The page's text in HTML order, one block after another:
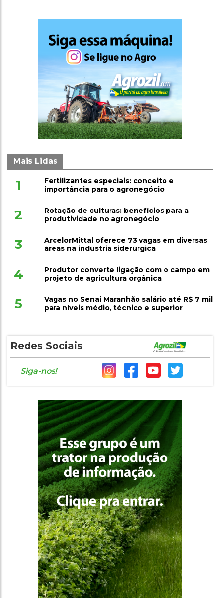
Mais Lidas
1
Fertilizantes especiais: conceito e
importância para o agronegócio
2
Rotação de culturas: benefícios para a
produtividade no agronegócio
3
ArcelorMittal oferece 73 vagas em diversas
áreas na indústria siderúrgica
4
Produtor converte ligação com o campo em
projeto de agricultura orgânica
5
Vagas no Senai Maranhão salário até R$ 7 mil
para níveis médio, técnico e superior
Redes Sociais
Siga-nos!